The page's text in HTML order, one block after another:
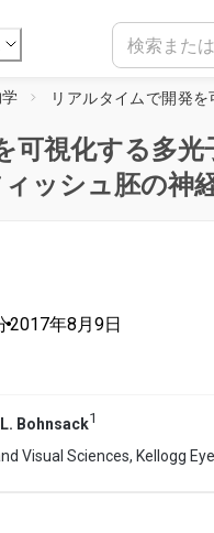
可視化する多
ッシュ胚の神
•2017年8月9日
Bohnsack1
Visual Sciences, Kellogg